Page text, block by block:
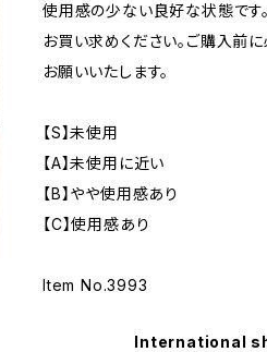
使用感の少ない良好な状態です
お買い求めください。ご購入前
お願いいたします。
【S】未使用
【A】未使用に近い
【B】やや使用感あり
【C】使用感あり
Item No.3993
International